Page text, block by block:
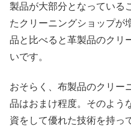
製品が大部分となっている
たクリーニングショップが
品と比べると革製品のクリ
いです。
おそらく、布製品のクリー
品はおまけ程度。そのよう
資をして優れた技術を持っ